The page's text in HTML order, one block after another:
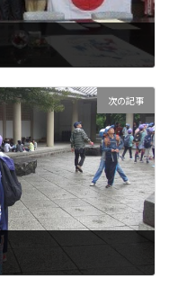
次の記事